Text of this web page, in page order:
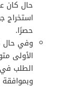
استخراج
حصرًا.
وفي حال
الأولى
الطلب في